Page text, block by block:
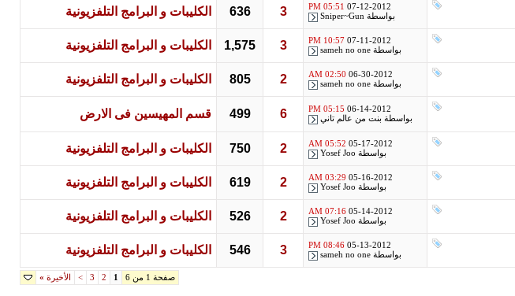
07-12-2012
05:51 PM
بواسطة Sniper~Gun
3
636 الكليبات و البرامج التلفزيونية
07-11-2012
10:57 PM
بواسطة sameh no one
3
1,575 الكليبات و البرامج التلفزيونية
06-30-2012
02:50 AM
بواسطة sameh no one
2
805 الكليبات و البرامج التلفزيونية
06-14-2012
05:15 PM
بواسطة بنت من عالم تاني 6
499 قسم المهيسين فى الارض
05-17-2012
05:52 AM
بواسطة Yosef Joo
2
750 الكليبات و البرامج التلفزيونية
05-16-2012
03:29 AM
بواسطة Yosef Joo
2
619 الكليبات و البرامج التلفزيونية
05-14-2012
07:16 AM
بواسطة Yosef Joo
2
526 الكليبات و البرامج التلفزيونية
05-13-2012
08:46 PM
بواسطة sameh no one
3
546 الكليبات و البرامج التلفزيونية
صفحة 1 من 6 1
2
3
> الأخيرة »